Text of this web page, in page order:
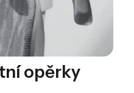
opěrky